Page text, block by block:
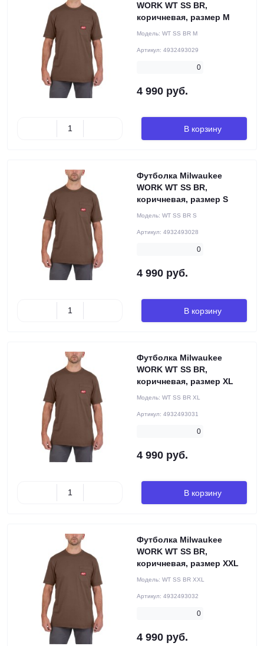
WORK WT SS BR,
коричневая, размер M
Модель: WT SS BR M
Артикул: 4932493029
0
4 990 руб.
В корзину
Футболка Milwaukee
WORK WT SS BR,
коричневая, размер S
Модель: WT SS BR S
Артикул: 4932493028
0
4 990 руб.
В корзину
Футболка Milwaukee
WORK WT SS BR,
коричневая, размер XL
Модель: WT SS BR XL
Артикул: 4932493031
0
4 990 руб.
В корзину
Футболка Milwaukee
WORK WT SS BR,
коричневая, размер XXL
Модель: WT SS BR XXL
Артикул: 4932493032
0
4 990 руб.